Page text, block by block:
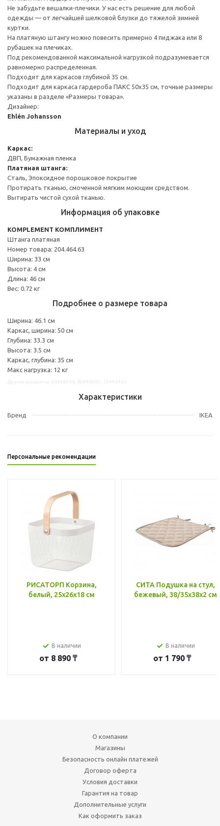
Не забудьте вешалки-плечики. У нас есть решение для любой
одежды — от легчайшей шелковой блузки до тяжелой зимней
куртки.
На платяную штангу можно повесить примерно 4 пиджака или 8
рубашек на плечиках.
Под рекомендованной максимальной нагрузкой подразумевается
равномерно распределенная.
Подходит для каркасов глубиной 35 см.
Подходит для каркаса гардероба ПАКС 50x35 см, точные размеры
указаны в разделе «Размеры товара».
Дизайнер:
Ehlén Johansson
Материалы и уход
Каркас:
ДВП, Бумажная пленка
Платяная штанга:
Сталь, Эпоксидное порошковое покрытие
Протирать тканью, смоченной мягким моющим средством.
Вытирать чистой сухой тканью.
Информация об упаковке
KOMPLEMENT КОМПЛИМЕНТ
Штанга платяная
Номер товара: 204.464.63
Ширина: 33 см
Высота: 4 см
Длина: 46 см
Вес: 0.72 кг
Подробнее о размере товара
Ширина: 46.1 см
Каркас, ширина: 50 см
Глубина: 33.3 см
Высота: 3.5 см
Каркас, глубина: 35 см
Макс нагрузка: 12 кг
Характеристики
Бренд IKEA
Персональные рекомендации
РИСАТОРП Корзина,
белый, 25x26x18 см
В наличии
от 8 890 ₸
СИТА Подушка на стул,
бежевый, 38/35x38x2 см
В наличии
от 1 790 ₸
О компании
Магазины
Безопасность онлайн платежей
Договор оферта
Условия доставки
Гарантия на товар
Дополнительные услуги
Как оформить заказ